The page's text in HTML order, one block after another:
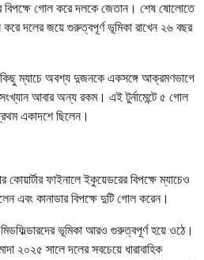
বিপক্ষে গোল করে দলকে জেতান। শেষ ষোলোতে
দলের জয়ে গুরুত্বপূর্ণ ভূমিকা রাখেন ২৬ বছর
কিছু ম্যাচে অবশ্য দুজনকে একসঙ্গে আক্রমণভাগে
আবার অন্য রকম। এই টুর্নামেন্টে ৫ গোল
একাদশে ছিলেন।
ফাইনালে ইকুয়েডরের বিপক্ষে ম্যাচেও
এবং কানাডার বিপক্ষে দুটি গোল করেন।
মিডফিল্ডারদের ভূমিকা আরও গুরুত্বপূর্ণ হয়ে ওঠে।
২০২৫ সালে দলের সবচেয়ে ধারাবাহিক